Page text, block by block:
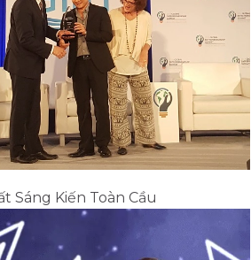
Sáng Kiến Toàn Cầu